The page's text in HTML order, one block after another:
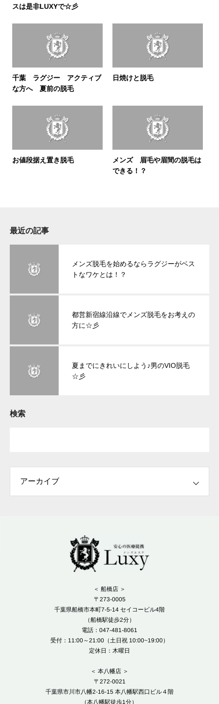
スは是非LUXYで☆彡
千葉 ラグジー アクティブ
な方へ 夏前の脱毛
日焼けと脱毛
お値段据え置き脱毛
メンズ 眉毛や眉間の脱毛は
できる！？
最近の記事
メンズ脱毛を始めるならラグジーがベス
トなワケとは！？
都営新宿線沿線でメンズ脱毛をお考えの
方に☆彡
夏までにきれいにしよう♪男のVIO脱毛
☆彡
検索
＜ 船橋店 ＞
〒273-0005
千葉県船橋市本町7-5-14 セイコービル4階
（船橋駅徒歩2分）
電話：047-481-8061
受付：11:00～21:00（土日祝 10:00~19:00）
定休日：木曜日
＜ 本八幡店 ＞
〒272-0021
千葉県市川市八幡2-16-15 本八幡駅西口ビル４階
（本八幡駅徒歩1分）